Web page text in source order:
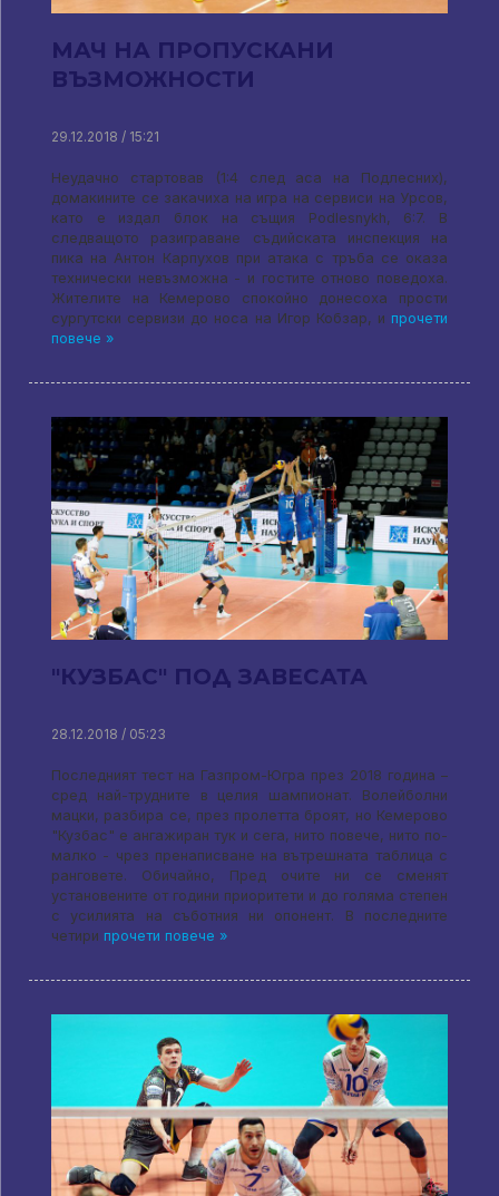
МАЧ НА ПРОПУСКАНИ
ВЪЗМОЖНОСТИ
29.12.2018 / 15:21
Неудачно стартовав (1:4 след аса на Подлесних),
домакините се закачиха на игра на сервиси на Урсов,
като е издал блок на същия Podlesnykh, 6:7. В
следващото разиграване съдийската инспекция на
пика на Антон Карпухов при атака с тръба се оказа
технически невъзможна - и гостите отново поведоха.
Жителите на Кемерово спокойно донесоха прости
сургутски сервизи до носа на Игор Кобзар, и прочети
повече »
"КУЗБАС" ПОД ЗАВЕСАТА
28.12.2018 / 05:23
Последният тест на Газпром-Югра през 2018 година –
сред най-трудните в целия шампионат. Волейболни
мацки, разбира се, през пролетта броят, но Кемерово
"Кузбас" е ангажиран тук и сега, нито повече, нито по-
малко - чрез пренаписване на вътрешната таблица с
ранговете. Обичайно, Пред очите ни се сменят
установените от години приоритети и до голяма степен
с усилията на съботния ни опонент. В последните
четири прочети повече »